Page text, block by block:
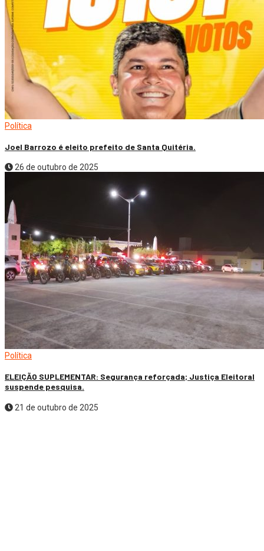
Política
Joel Barrozo é eleito prefeito de Santa Quitéria.
26 de outubro de 2025
Política
ELEIÇÃO SUPLEMENTAR: Segurança reforçada; Justiça Eleitoral
suspende pesquisa.
21 de outubro de 2025